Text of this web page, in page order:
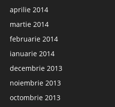
aprilie 2014
martie 2014
februarie 2014
ianuarie 2014
decembrie 2013
noiembrie 2013
octombrie 2013